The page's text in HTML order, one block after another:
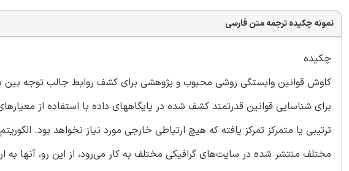
نمونه چکیده ترجمه متن فارسی
چکیده
کاوش قوانین وابستگی روشی محبوب و پژوهشی برای کشف روابط جالب توجه